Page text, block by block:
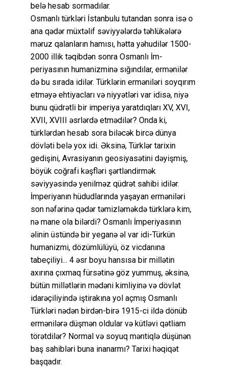
belə hesab sormadılar.
Osmanlı türkləri İstanbulu tutandan sonra isə o
ana qədər müxtəlif səviyyələrdə təhlükələrə
məruz qalanların hamısı, hətta yəhudilər 1500-
2000 illik təqibdən sonra Osmanlı İm-
periyasının humanizminə sığındılar, ermənilər
də bu sırada idilər. Türklərin erməniləri soyqırım
etməyə ehtiyacları və niyyətləri var idisə, niyə
bunu qüdrətli bir imperiya yaratdıqları XV, XVI,
XVII, XVIII əsrlərdə etmədilər? Onda ki,
türklərdən hesab sora biləcək bircə dünya
dövləti belə yox idi. Əksinə, Türklər tarixin
gedişini, Avrasiyanın geosiyasətini dəyişmiş,
böyük coğrafi kəşfləri şərtləndirmək
səviyyəsində yenilməz qüdrət sahibi idilər.
İmperiyanın hüdudlarında yaşayan erməniləri
son nəfərinə qədər təmizləməkdə türklərə kim,
nə mane ola bilərdi? Osmanlı İmperiyasının
əlinin üstündə bir yeganə əl var idi-Türkün
humanizmi, dözümlülüyü, öz vicdanına
tabeçiliyi... 4 əsr boyu hansısa bir millətin
axırına çıxmaq fürsətinə göz yummuş, əksinə,
bütün millətlərin mədəni kimliyinə və dövlət
idarəçiliyində iştirakına yol açmış Osmanlı
Türkləri nədən birdən-birə 1915-ci ildə dönüb
ermənilərə düşmən oldular və kütləvi qətliam
törətdilər? Normal və soyuq məntiqlə düşünən
baş sahibləri buna inanarmı? Tarixi həqiqət
başqadır.